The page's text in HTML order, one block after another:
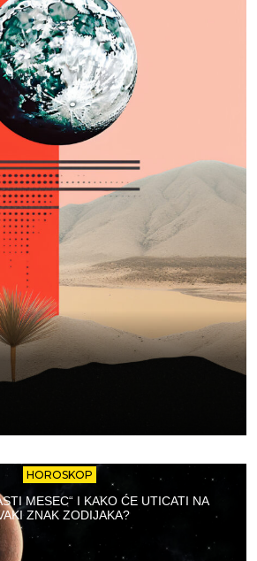
HOROSKOP
MESEC“ I KAKO ĆE UTICATI NA
ZNAK ZODIJAKA?